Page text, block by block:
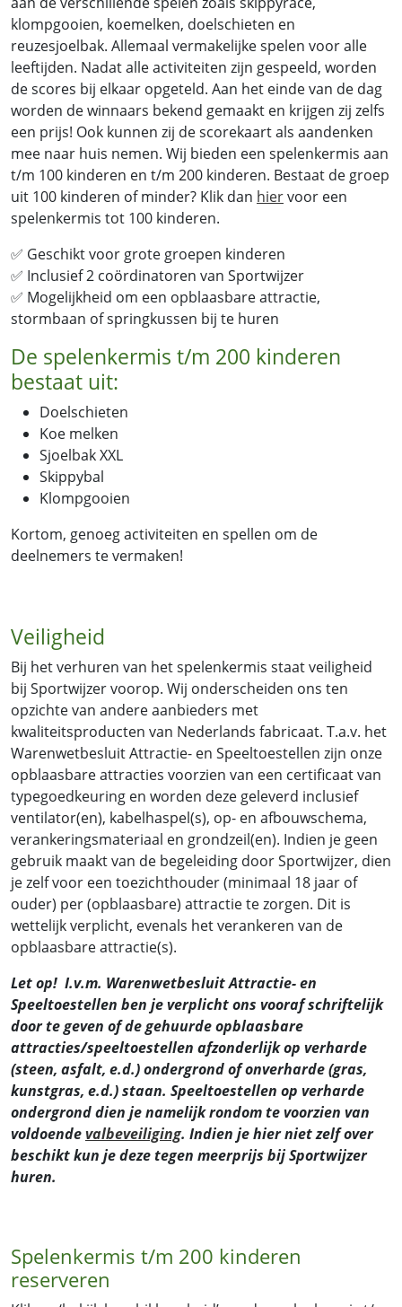
klompgooien, koemelken, doelschieten en
reuzesjoelbak. Allemaal vermakelijke spelen voor alle
leeftijden. Nadat alle activiteiten zijn gespeeld, worden
de scores bij elkaar opgeteld. Aan het einde van de dag
worden de winnaars bekend gemaakt en krijgen zij zelfs
een prijs! Ook kunnen zij de scorekaart als aandenken
mee naar huis nemen. Wij bieden een spelenkermis aan
t/m 100 kinderen en t/m 200 kinderen. Bestaat de groep
uit 100 kinderen of minder? Klik dan hiervoor een
spelenkermis tot 100 kinderen.
✅ Geschikt voor grote groepen kinderen
✅ Inclusief 2 coördinatoren van Sportwijzer
✅ Mogelijkheid om een opblaasbare attractie,
stormbaan of springkussen bij te huren
De spelenkermis t/m 200 kinderen
bestaat uit:
Doelschieten
Koe melken
Sjoelbak XXL
Skippybal
Klompgooien
Kortom, genoeg activiteiten en spellen om de
deelnemers te vermaken!
Veiligheid
Bij het verhuren van het spelenkermis staat veiligheid
bij Sportwijzer voorop. Wij onderscheiden ons ten
opzichte van andere aanbieders met
kwaliteitsproducten van Nederlands fabricaat. T.a.v. het
Warenwetbesluit Attractie- en Speeltoestellen zijn onze
opblaasbare attracties voorzien van een certificaat van
typegoedkeuring en worden deze geleverd inclusief
ventilator(en), kabelhaspel(s), op- en afbouwschema,
verankeringsmateriaal en grondzeil(en). Indien je geen
gebruik maakt van de begeleiding door Sportwijzer, dien
je zelf voor een toezichthouder (minimaal 18 jaar of
ouder) per (opblaasbare) attractie te zorgen. Dit is
wettelijk verplicht, evenals het verankeren van de
opblaasbare attractie(s).
Let op! I.v.m. Warenwetbesluit Attractie- en
Speeltoestellen ben je verplicht ons vooraf schriftelijk
door te geven of de gehuurde opblaasbare
attracties/speeltoestellen afzonderlijk op verharde
(steen, asfalt, e.d.) ondergrond of onverharde (gras,
kunstgras, e.d.) staan. Speeltoestellen op verharde
ondergrond dien je namelijk rondom te voorzien van
voldoendevalbeveiliging. Indien je hier niet zelf over
beschikt kun je deze tegen meerprijs bij Sportwijzer
huren.
Spelenkermis t/m 200 kinderen
reserveren